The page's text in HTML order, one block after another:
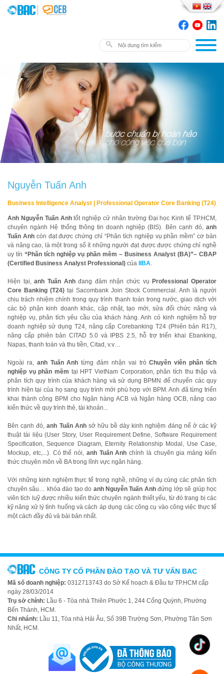
Nguyễn Tuấn Anh
Business Intelligence Analyst | Professional Operator Core Banking (T24)
Anh Nguyễn Tuấn Anhtốt nghiệp cử nhân trường Đại học Kinh tế TP.HCM,
chuyên ngành Hệ thống thông tin doanh nghiệp (BIS). Bên cạnh đó, anh
Tuấn Anhcòn đạt được chứng chỉ “Phân tích nghiệp vụ phần mềm” cơ bản
và nâng cao, là một trong số ít những người đạt được được chứng chỉ nghề
uy tín “Phân tích nghiệp vụ phần mềm – Business Analyst (BA)”– CBAP
(Certified Business Analyst Professional) của IIBA.
Hiện tại,anh Tuấn Anhđang đảm nhận chức vụProfessional Operator
Core Banking (T24) tại Sacombank Join Stock Commercial. Anh là người
chịu trách nhiệm chính trong quy trình thanh toán trong nước, giao dịch với
các bộ phận kinh doanh khác, cập nhật, tạo mới, sửa đổi chức năng và
nghiệp vụ, phân tích yêu cầu của khách hàng. Anh có kinh nghiệm hỗ trợ
doanh nghiệp sử dụng T24, nâng cấp Corebanking T24 (Phiên bản R17),
nâng cấp phiên bản CITAD 5.0 và IPBS 2.5, hỗ trợ triển khai Ebanking,
Napas, thanh toán và thu tiền, Citad, v.v…
Ngoài ra, anh Tuấn Anh từng đảm nhận vai tròChuyên viên phân tích
nghiệp vụ phần mềm tại HPT VietNam Corporation, phân tích thu thập và
phân tích quy trình của khách hàng và sử dụng BPMN để chuyển các quy
trình hiện tại của họ sang quy trình mới phù hợp với BPM. Anh đã từng triển
khai thành công BPM cho Ngân hàng ACB và Ngân hàng OCB, nâng cao
kiến thức về quy trình thẻ, tài khoản...
Bên cạnh đó,anh Tuấn Anh sở hữu bề dày kinh nghiệm đáng nể ở các kỹ
thuật tài liệu (User Story, User Requirement Define, Software Requirement
Specification, Sequence Diagram, Eternity Relationship Modal, Use Case,
Mockup, etc,...). Có thể nói, anh Tuấn Anhchính là chuyên gia mảng kiến
thức chuyên môn về BA trong lĩnh vực ngân hàng.
Với những kinh nghiệm thực tế trong nghề, những ví dụ cùng các phân tích
chuyên sâu… khóa đào tạo do anh Nguyễn Tuấn Anhđứng lớp sẽ giúp học
viên tích luỹ được nhiều kiến thức chuyên ngành thiết yếu, từ đó trang bị các
kỹ năng xử lý tình huống và cách áp dụng các công cụ vào công việc thực tế
một cách đầy đủ và bài bản nhất.
CÔNG TY CỔ PHẦN ĐÀO TẠO VÀ TƯ VẤN BAC
Mã số doanh nghiệp: 0312713743 do Sở Kế hoạch & Đầu tư TP.HCM cấp
ngày 28/03/2014
Trụ sở chính: Lầu 6 - Tòa nhà Thiên Phước 1, 244 Cống Quỳnh, Phường
Bến Thành, HCM.
Chi nhánh: Lầu 11, Tòa nhà Hải Âu, Số 39B Trường Sơn, Phường Tân Sơn
Nhất, HCM.